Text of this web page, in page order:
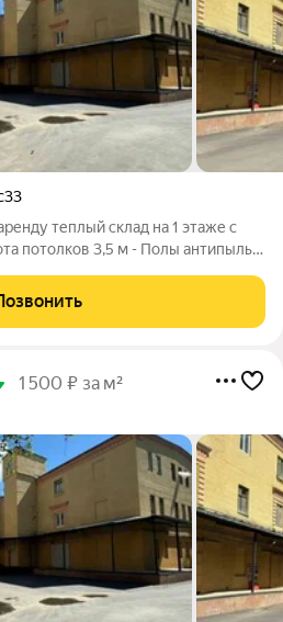
теплый склад на 1 этаже с
потолков 3,5 м - Полы антипыль -
и разгрузки, дебаркадер -
1 500 ₽ за м²